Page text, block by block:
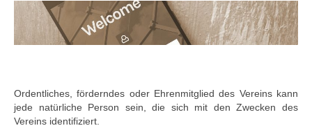
Vorstand und Gremien
Satzung
Aktuelles
Veranstaltungen
Ordentliches, förderndes oder Ehrenmitglied des Vereins kann
jede natürliche Person sein, die sich mit den Zwecken des
Vereins identifiziert.